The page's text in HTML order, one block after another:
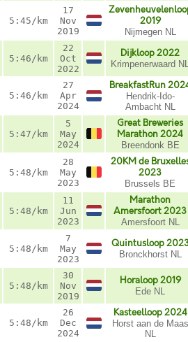
5:45/km
17
Nov
2019
2019
Nijmegen NL
5:46/km
22
Oct
2022
Dijkloop 2022
Krimpenerwaard
5:46/km
27
Apr
2024
BreakfastRun
Hendrik-Ido-
Ambacht NL
5:47/km
5
May
2024
Great Breweries
Marathon 2024
Breendonk BE
5:48/km
28
May
2023
20KM de
2023
Brussels BE
5:48/km
11
Jun
2023
Marathon
Amersfoort 2023
Amersfoort NL
5:48/km
7
May
2023
Quintusloop
Bronckhorst NL
5:48/km
30
Nov
2019
Horaloop 2019
Ede NL
5:48/km
26
Dec
2024
Kasteelloop 2024
Horst aan de Maas
NL